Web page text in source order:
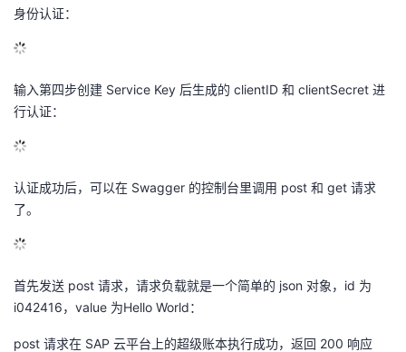
身份认证：
输入第四步创建 Service Key 后生成的 clientID 和 clientSecret 进
行认证：
认证成功后，可以在 Swagger 的控制台里调用 post 和 get 请求
了。
首先发送 post 请求，请求负载就是一个简单的 json 对象，id 为
i042416，value 为Hello World：
post 请求在 SAP 云平台上的超级账本执行成功，返回 200 响应